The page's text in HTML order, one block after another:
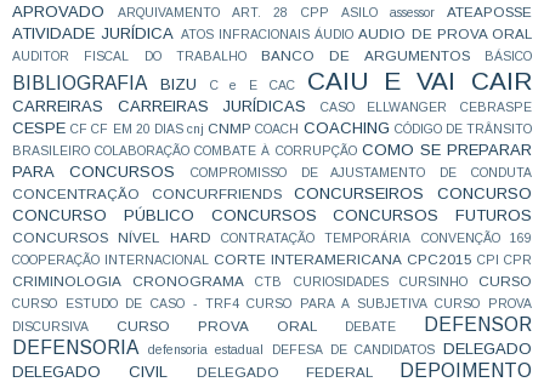
APROVADO ARQUIVAMENTO ART. 28 CPP ASILO assessor ATEAPOSSE
ATIVIDADE JURÍDICA ATOS INFRACIONAIS ÁUDIO AUDIO DE PROVA ORAL
AUDITOR FISCAL DO TRABALHO BANCO DE ARGUMENTOS BÁSICO
BIBLIOGRAFIA BIZU C e E CAC CAIU E VAI CAIR
CARREIRAS CARREIRAS JURÍDICAS CASO ELLWANGER CEBRASPE
CESPE CF CF EM 20 DIAS cnj CNMP COACH COACHING CÓDIGO DE TRÂNSITO
BRASILEIRO COLABORAÇÃO COMBATE À CORRUPÇÃO COMO SE PREPARAR
PARA CONCURSOS
COMPROMISSO DE AJUSTAMENTO DE CONDUTA
CONCENTRAÇÃO CONCURFRIENDS CONCURSEIROS
CONCURSO
CONCURSO PÚBLICO
CONCURSOS CONCURSOS FUTUROS
CONCURSOS NÍVEL HARD CONTRATAÇÃO TEMPORÁRIA
CONVENÇÃO 169
COOPERAÇÃO INTERNACIONAL
CORTE INTERAMERICANA CPC2015 CPI CPR
CRIMINOLOGIA CRONOGRAMA CTB CURIOSIDADES CURSINHO CURSO
CURSO ESTUDO DE CASO - TRF4 CURSO PARA A SUBJETIVA
CURSO PROVA
DISCURSIVA
CURSO PROVA ORAL DEBATE
DEFENSOR
DEFENSORIA
defensoria estadual DEFESA DE CANDIDATOS
DELEGADO
DELEGADO CIVIL
DELEGADO FEDERAL DEPOIMENTO